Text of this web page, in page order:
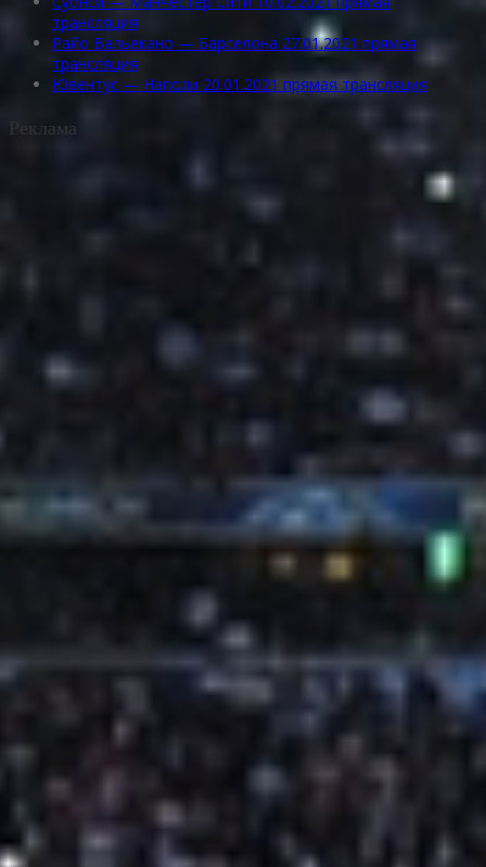
трансляция
Райо Вальекано — Барселона 27.01.2021 прямая
трансляция
Ювентус — Наполи 20.01.2021 прямая трансляция
Реклама